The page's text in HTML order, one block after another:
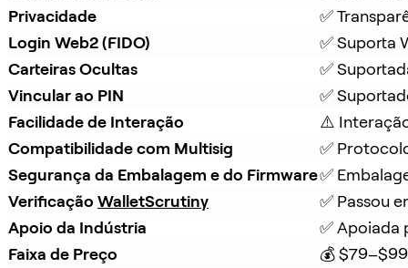
Privacidade
✅
Login Web2 (FIDO)
✅ Suporta
Carteiras Ocultas
✅
Vincular ao PIN
✅
Facilidade de Interação
⚠️
Compatibilidade com Multisig
✅
Segurança da Embalagem e do Firmware✅
Verificação WalletScrutiny
✅ Passou
Apoio da Indústria
✅ Apoiada
Faixa de Preço
💰 $79–$99